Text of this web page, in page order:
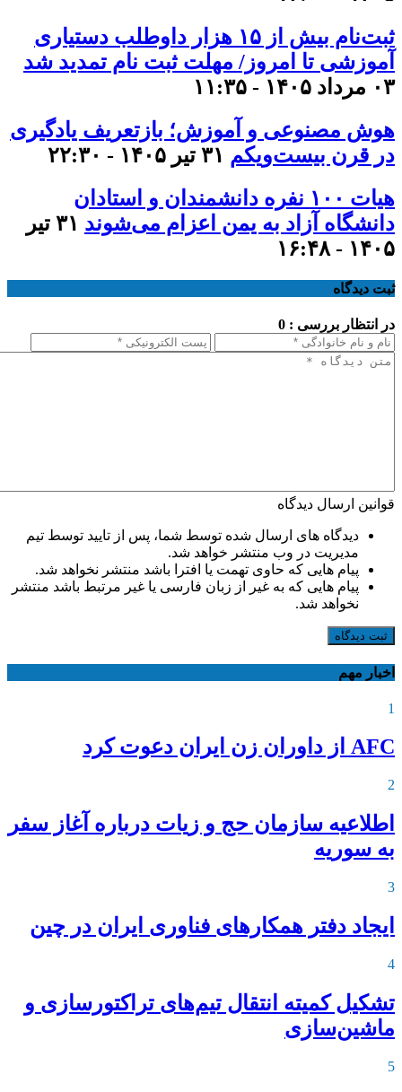
ثبت‌نام بیش از ۱۵ هزار داوطلب دستیاری
آموزشی تا امروز/ مهلت ثبت نام تمدید شد
۰۳ مرداد ۱۴۰۵ - ۱۱:۳۵
هوش مصنوعی و آموزش؛ بازتعریف یادگیری
در قرن بیست‌ویکم ۳۱ تیر ۱۴۰۵ - ۲۲:۳۰
هیات ۱۰۰ نفره دانشمندان و استادان
دانشگاه آزاد به یمن اعزام می‌شوند
۳۱ تیر
۱۴۰۵ - ۱۶:۴۸
ثبت دیدگاه
در انتظار بررسی : 0
قوانین ارسال دیدگاه
دیدگاه های ارسال شده توسط شما، پس از تایید توسط تیم
مدیریت در وب منتشر خواهد شد.
پیام هایی که حاوی تهمت یا افترا باشد منتشر نخواهد شد.
پیام هایی که به غیر از زبان فارسی یا غیر مرتبط باشد منتشر
نخواهد شد.
ثبت دیدگاه
اخبار مهم
1
AFC از داوران زن ایران دعوت کرد
2
اطلاعیه‌ سازمان حج و زیات درباره آغاز سفر
به سوریه
3
ایجاد دفتر همکارهای فناوری ایران در چین
4
تشکیل کمیته انتقال تیم‌های تراکتورسازی و
ماشین‌سازی
5